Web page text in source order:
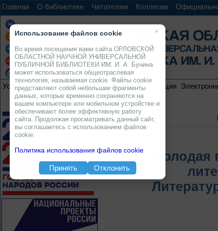
Главная О библиотеке Читателям Коллегам
Услуги Ресурсы Проекты Электронная коллекция
×
Использование файлов cookie
Во время посещения вами сайта ОРЛОВСКОЙ
ОБЛАСТНОЙ НАУЧНОЙ УНИВЕРСАЛЬНОЙ
ПУБЛИЧНОЙ БИБЛИОТЕКИ ИМ. И. А. Бунина
может использоваться общеотраслевая
технология, называемая cookie. Файлы cookie
представляют собой небольшие фрагменты
данных, которые временно сохраняются на
вашем компьютере или мобильном устройстве и
обеспечивают более эффективную работу
сайта. Продолжая просматривать данный сайт,
вы соглашаетесь с использованием файлов
cookie.
Политика использования файлов cookie
Принять Отклонить